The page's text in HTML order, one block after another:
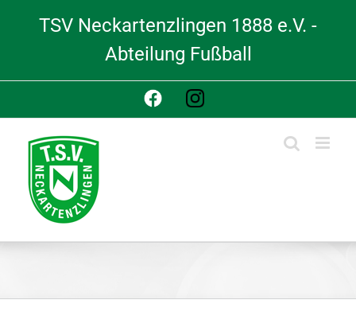
TSV Neckartenzlingen 1888 e.V. -
Abteilung Fußball
FacebookInstagram